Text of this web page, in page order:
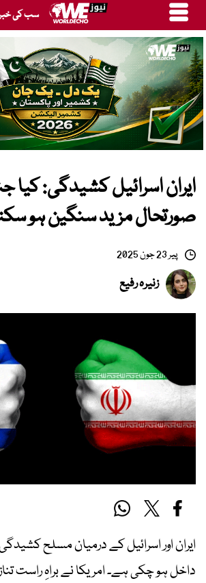
سب کی
ایران اسرائیل کشیدگی: کیا
صورتحال مزید سنگین ہو
پیر 23 جون 2025
زنیرہ رفیع
ایران اور اسرائیل کے درمیان مسلح
داخل ہو چکی ہے۔ امریکا نے براہِ راست